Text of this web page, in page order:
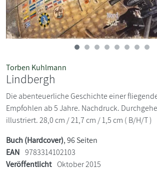
Torben Kuhlmann
Lindbergh
Die abenteuerliche Geschichte einer
Empfohlen ab 5 Jahre. Nachdruck.
illustriert. 28,0 cm / 21,7 cm / 1,5 cm ( B/H/T )
Buch (Hardcover), 96 Seiten
EAN 9783314102103
Veröffentlicht Oktober 2015